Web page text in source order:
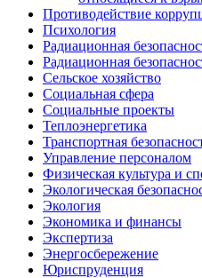
Противодействие
Психология
Радиационная
Радиационная
Сельское хозяйство
Социальная сфера
Социальные проекты
Теплоэнергетика
Транспортная
Управление персоналом
Физическая культура и
Экологическая
Экология
Экономика и финансы
Экспертиза
Энергосбережение
Юриспруденция